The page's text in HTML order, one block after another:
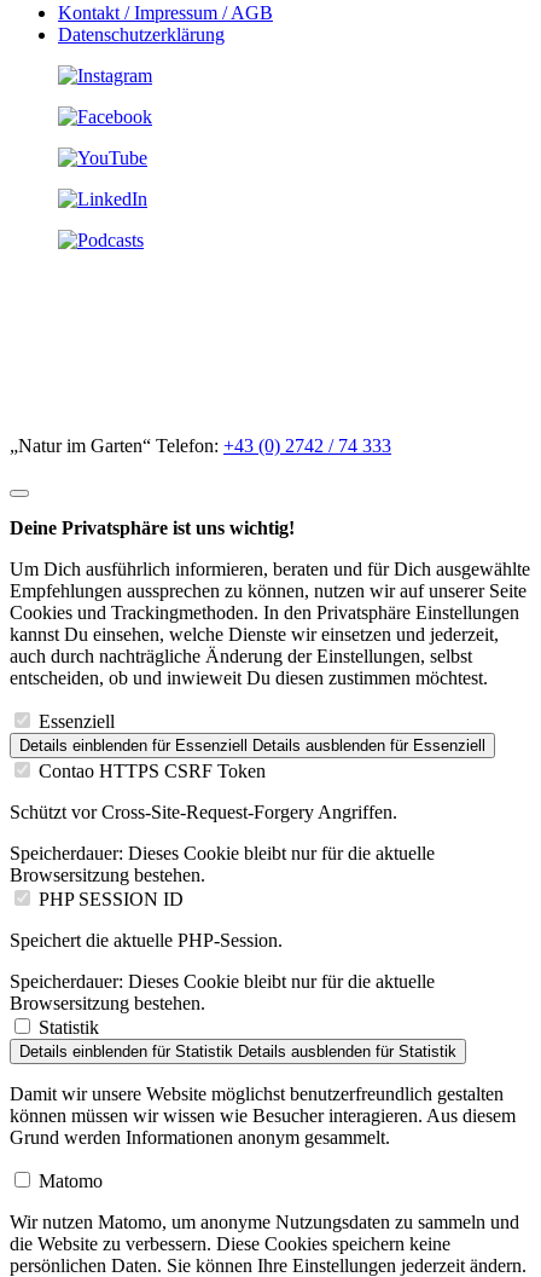
Kontakt / Impressum / AGB
Datenschutzerklärung
„Natur im Garten“ Telefon: +43 (0) 2742 / 74 333
Deine Privatsphäre ist uns wichtig!
Um Dich ausführlich informieren, beraten und für Dich ausgewählte
Empfehlungen aussprechen zu können, nutzen wir auf unserer Seite
Cookies und Trackingmethoden. In den Privatsphäre Einstellungen
kannst Du einsehen, welche Dienste wir einsetzen und jederzeit,
auch durch nachträgliche Änderung der Einstellungen, selbst
entscheiden, ob und inwieweit Du diesen zustimmen möchtest.
Essenziell
Details einblenden für Essenziell Details ausblenden für Essenziell
Contao HTTPS CSRF Token
Schützt vor Cross-Site-Request-Forgery Angriffen.
Speicherdauer: Dieses Cookie bleibt nur für die aktuelle
Browsersitzung bestehen.
PHP SESSION ID
Speichert die aktuelle PHP-Session.
Speicherdauer: Dieses Cookie bleibt nur für die aktuelle
Browsersitzung bestehen.
Statistik
Details einblenden für Statistik Details ausblenden für Statistik
Damit wir unsere Website möglichst benutzerfreundlich gestalten
können müssen wir wissen wie Besucher interagieren. Aus diesem
Grund werden Informationen anonym gesammelt.
Matomo
Wir nutzen Matomo, um anonyme Nutzungsdaten zu sammeln und
die Website zu verbessern. Diese Cookies speichern keine
persönlichen Daten. Sie können Ihre Einstellungen jederzeit ändern.